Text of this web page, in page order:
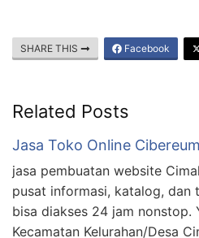
SHARE THIS Facebook
Related Posts
Jasa Toko Online
jasa pembuatan website
pusat informasi, katalog, dan
bisa diakses 24 jam nonstop.
Kecamatan Kelurahan/Desa